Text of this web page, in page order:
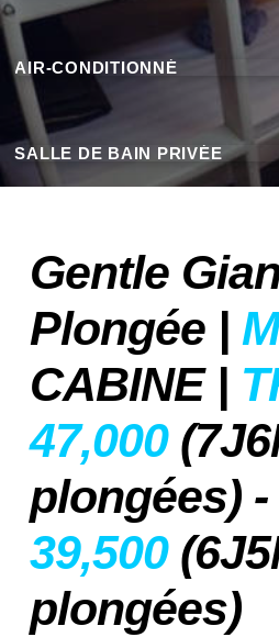
AIR-CONDITIONNÉ
SALLE DE BAIN PRIVÉE
Gentle
Plongée |
CABINE|
47,000
plongées) -
39,500
plongées)